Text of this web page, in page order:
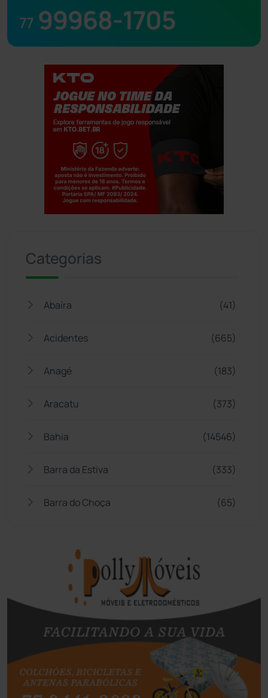
77 99968-1705
Categorias
Abaíra (41)
Acidentes (665)
Anagé (183)
Aracatu (373)
Bahia (14546)
Barra da Estiva (333)
Barra do Choça (65)
Bom Jesus da Lapa
Boquira
Botuporã (72)
Brasil (7680)